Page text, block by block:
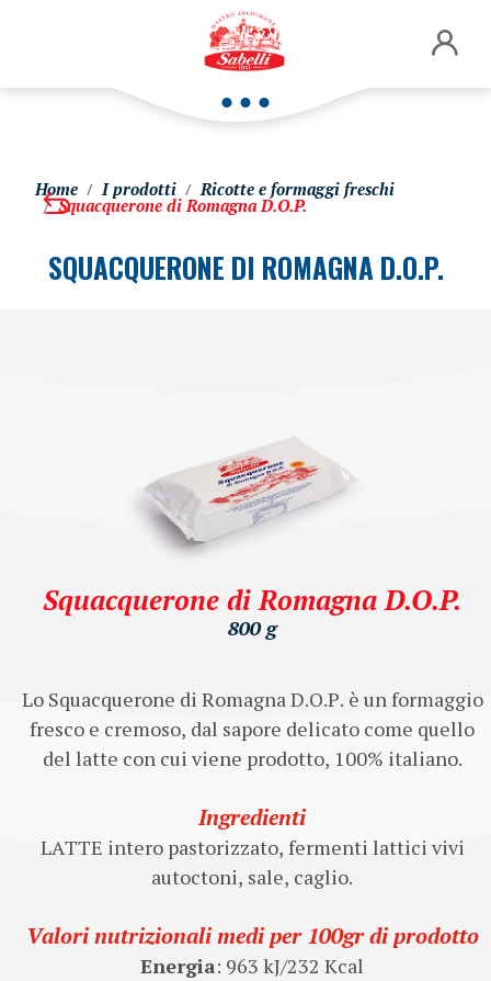
Home I prodotti Ricotte e formaggi freschi
Squacquerone di Romagna D.O.P.
SQUACQUERONE DI ROMAGNA D.O.P.
Squacquerone di Romagna D.O.P.
800 g
Lo Squacquerone di Romagna D.O.P. è un formaggio
fresco e cremoso, dal sapore delicato come quello
del latte con cui viene prodotto, 100% italiano.
Ingredienti
LATTE intero pastorizzato, fermenti lattici vivi
autoctoni, sale, caglio.
Valori nutrizionali medi per 100gr di prodotto
Energia: 963 kJ/232 Kcal